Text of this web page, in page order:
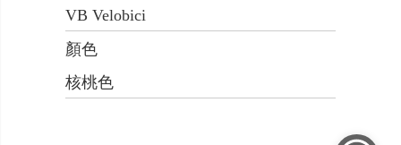
VB Velobici
顏色
核桃色